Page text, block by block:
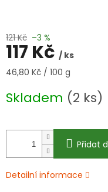
121 Kč –3 %
117 Kč / ks
Měrná
46,80 Kč / 100 g
Skladem (2 ks)
Přidat
Detailní informace